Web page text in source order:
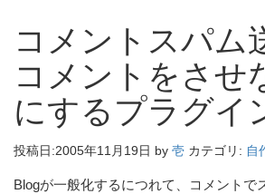
コメントスパム
コメントをさせ
にするプラグイ
投稿日:2005年11月19日 by 壱 カテゴリ: 自
Blogが一般化するにつれて、コメントで